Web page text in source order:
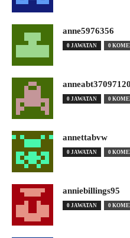
anne5976356
0 JAWATAN 0
anneabt37097120
0 JAWATAN 0
annettabvw
0 JAWATAN 0
anniebillings95
0 JAWATAN 0